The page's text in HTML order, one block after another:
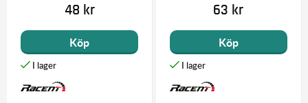
48 kr
Köp
63 kr
Köp